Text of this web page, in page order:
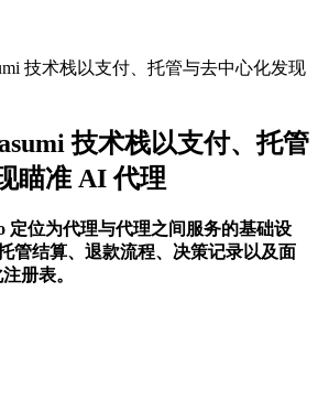
技术栈以支付、托管与去中心化发现
技术栈以支付、托管
瞄准 AI 代理
定位为代理与代理之间服务的基础设
管结算、退款流程、决策记录以及面
册表。